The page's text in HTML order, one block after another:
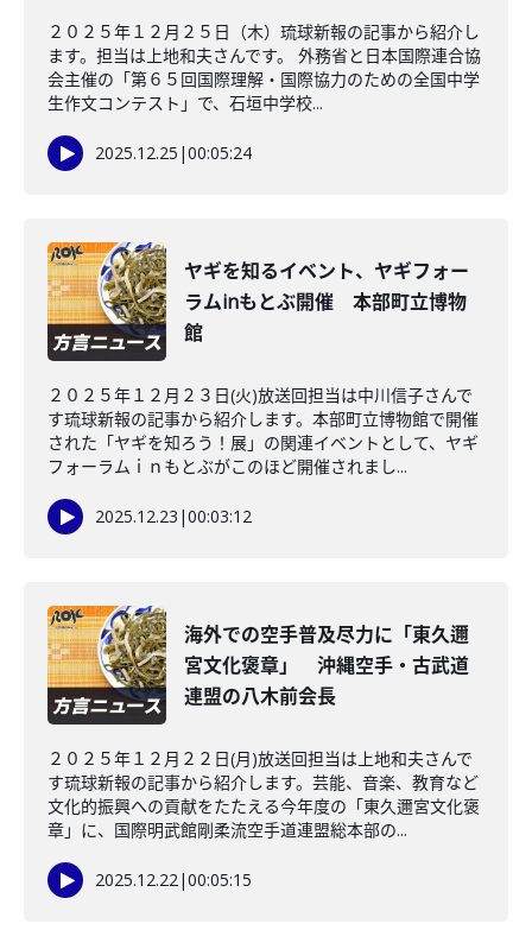
２０２５年１２月２５日（木）琉球新報の記事から紹介し
ます。担当は上地和夫さんです。 外務省と日本国際連合協
会主催の「第６５回国際理解・国際協力のための全国中学
生作文コンテスト」で、石垣中学校...
2025.12.25 |00:05:24
ヤギを知るイベント、ヤギフォー
ラムinもとぶ開催 本部町立博物
館
２０２５年１２月２３日(火)放送回担当は中川信子さんで
す琉球新報の記事から紹介します。本部町立博物館で開催
された「ヤギを知ろう！展」の関連イベントとして、ヤギ
フォーラムｉｎもとぶがこのほど開催されまし...
2025.12.23 |00:03:12
海外での空手普及尽力に「東久邇
宮文化褒章」 沖縄空手・古武道
連盟の八木前会長
２０２５年１２月２２日(月)放送回担当は上地和夫さんで
す琉球新報の記事から紹介します。芸能、音楽、教育など
文化的振興への貢献をたたえる今年度の「東久邇宮文化褒
章」に、国際明武館剛柔流空手道連盟総本部の...
2025.12.22|00:05:15